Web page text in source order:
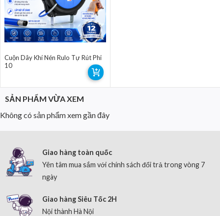
Cuộn Dây Khí Nén Rulo Tự Rút Phi
10
SẢN PHẨM VỪA XEM
Không có sản phẩm xem gần đây
Giao hàng toàn quốc
Yên tâm mua sắm với chính sách đổi trả trong vòng 7
ngày
Giao hàng Siêu Tốc 2H
Nội thành Hà Nội